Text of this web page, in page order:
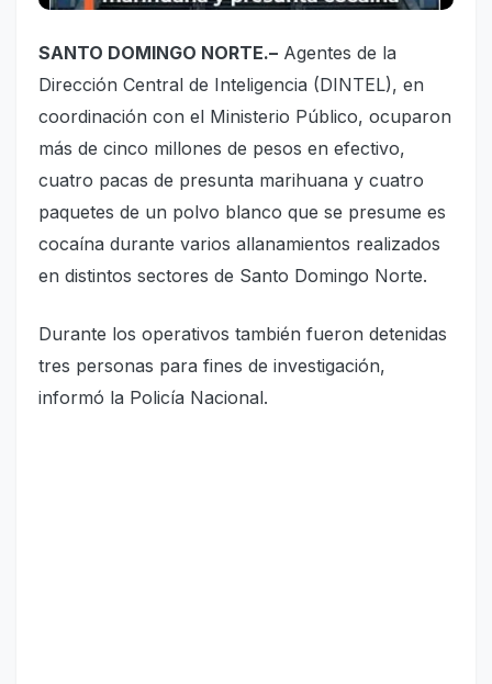
SANTO DOMINGO NORTE.– Agentes de la
Dirección Central de Inteligencia (DINTEL), en
coordinación con el Ministerio Público, ocuparon
más de cinco millones de pesos en efectivo,
cuatro pacas de presunta marihuana y cuatro
paquetes de un polvo blanco que se presume es
cocaína durante varios allanamientos realizados
en distintos sectores de Santo Domingo Norte.
Durante los operativos también fueron detenidas
tres personas para fines de investigación,
informó la Policía Nacional.